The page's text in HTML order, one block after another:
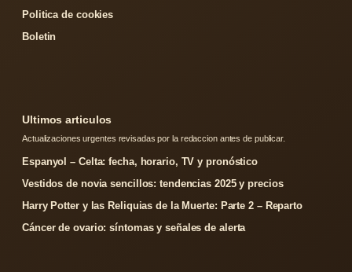
Politica de cookies
Boletin
Ultimos articulos
Actualizaciones urgentes revisadas por la redaccion antes de publicar.
Espanyol – Celta: fecha, horario, TV y pronóstico
Vestidos de novia sencillos: tendencias 2025 y precios
Harry Potter y las Reliquias de la Muerte: Parte 2 – Reparto
Cáncer de ovario: síntomas y señales de alerta